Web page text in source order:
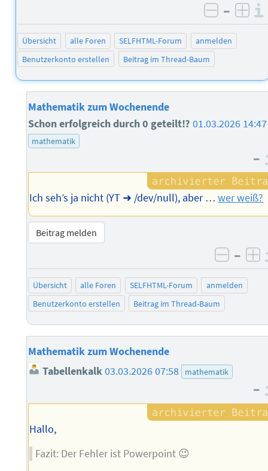
negativ
–
Übersicht alle Foren SELFHTML-Forum
anmelden
Benutzerkonto erstellen
Beitrag im Thread-Baum
Mathematik zum Wochenende
Schon erfolgreich durch 0 geteilt⁉︎ 01.03.2026 14:47
mathematik
–
Ich seh’s ja nicht (YT ➜ /dev/null), aber …wer weiß?
Beitrag melden
–
Übersicht alle Foren SELFHTML-Forum
anmelden
Benutzerkonto erstellen
Beitrag im Thread-Baum
Mathematik zum Wochenende
Tabellenkalk03.03.2026 07:58 mathematik
–
Hallo,
Fazit: Der Fehler ist Powerpoint 😉